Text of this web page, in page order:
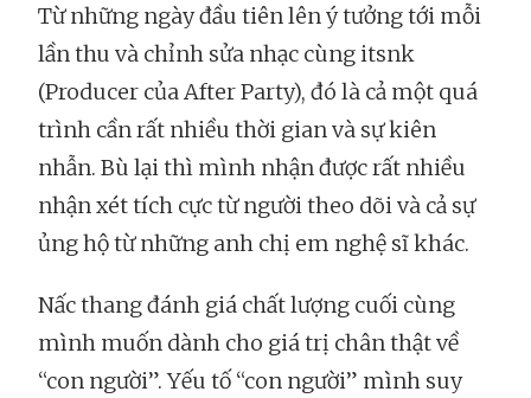
Từ những ngày đầu tiên lên ý tưởng tới mỗi
lần thu và chỉnh sửa nhạc cùng itsnk
(Producer của After Party), đó là cả một quá
trình cần rất nhiều thời gian và sự kiên
nhẫn. Bù lại thì mình nhận được rất nhiều
nhận xét tích cực từ người theo dõi và cả sự
ủng hộ từ những anh chị em nghệ sĩ khác.
Nấc thang đánh giá chất lượng cuối cùng
mình muốn dành cho giá trị chân thật về
“con người”. Yếu tố “con người” mình suy